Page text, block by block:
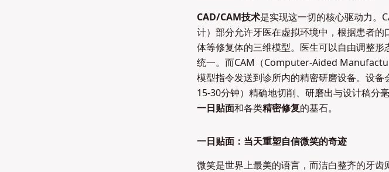
CAD/CAM技术是实现这一切的核心驱动力
计）部分允许牙医在虚拟环境中，根据患者
体等修复体的三维模型。医生可以自由调整
统一。而CAM（Computer-Aided
模型指令发送到诊所内的精密研磨设备。设
15-30分钟）精确地切削、研磨出与设计稿分
一日贴面和各类精密修复的基石。
一日贴面：当天重塑自信微笑的奇迹
微笑是世界上最美的语言，而洁白整齐的牙